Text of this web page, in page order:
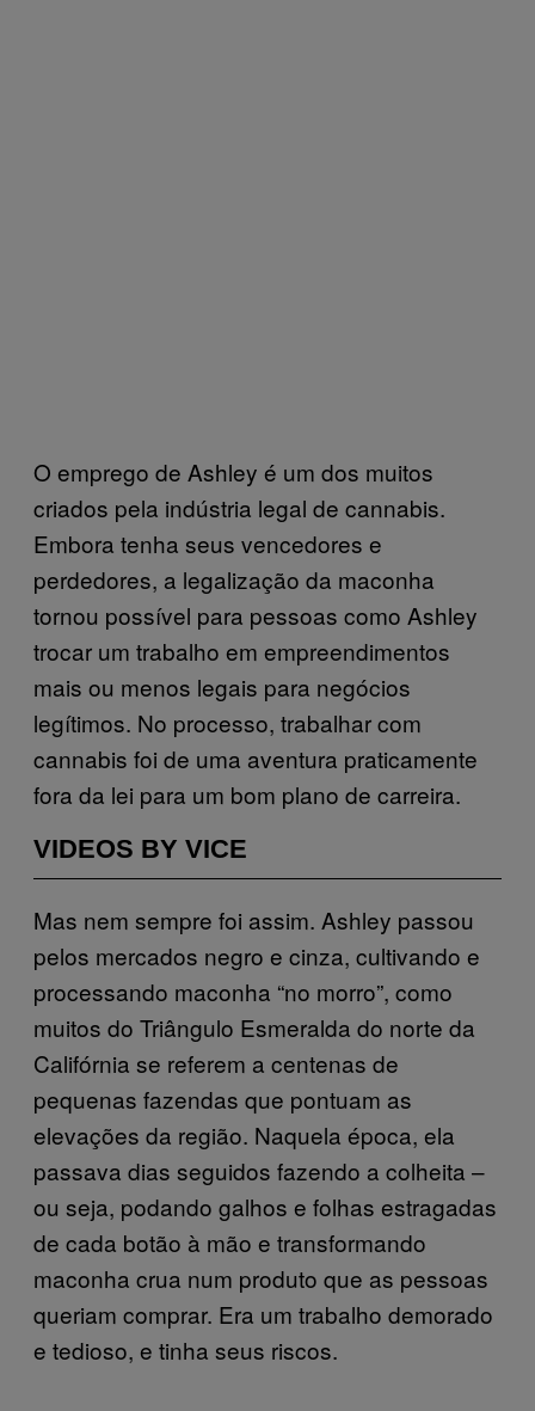
O emprego de Ashley é um dos muitos
criados pela indústria legal de cannabis.
Embora tenha seus vencedores e
perdedores, a legalização da maconha
tornou possível para pessoas como Ashley
trocar um trabalho em empreendimentos
mais ou menos legais para negócios
legítimos. No processo, trabalhar com
cannabis foi de uma aventura praticamente
fora da lei para um bom plano de carreira.
VIDEOS BY VICE
Mas nem sempre foi assim. Ashley passou
pelos mercados negro e cinza, cultivando e
processando maconha “no morro”, como
muitos do Triângulo Esmeralda do norte da
Califórnia se referem a centenas de
pequenas fazendas que pontuam as
elevações da região. Naquela época, ela
passava dias seguidos fazendo a colheita –
ou seja, podando galhos e folhas estragadas
de cada botão à mão e transformando
maconha crua num produto que as pessoas
queriam comprar. Era um trabalho demorado
e tedioso, e tinha seus riscos.